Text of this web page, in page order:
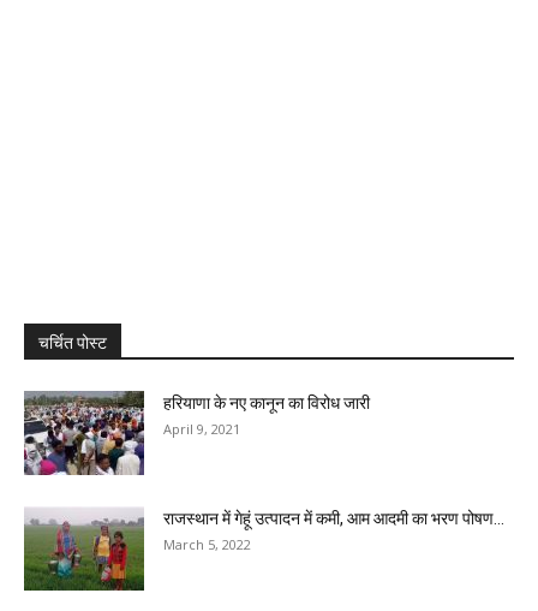
चर्चित पोस्ट
हरियाणा के नए कानून का विरोध जारी
April 9, 2021
राजस्थान में गेहूं उत्पादन में कमी, आम आदमी का भरण पोषण...
March 5, 2022